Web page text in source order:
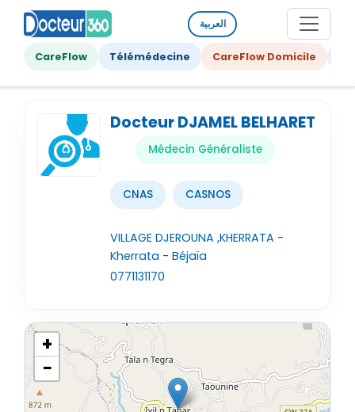
العربية
CareFlow Télémédecine CareFlow Domicile
Docteur DJAMEL BELHARET
Médecin Généraliste
CNAS CASNOS
VILLAGE DJEROUNA ,KHERRATA -
Kherrata - Béjaïa
0771131170
+
−